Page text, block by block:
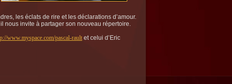
les éclats de rire et les déclarations d’amour.
invite à partager son nouveau répertoire.
www.myspace.com/pascal-rault et celui d’Eric